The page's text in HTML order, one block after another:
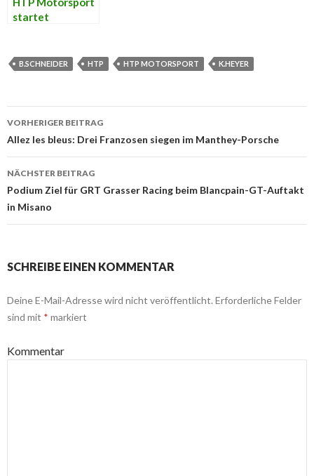
startet
B.SCHNEIDER HTP HTP MOTORSPORT K.HEYER
Beitrags-
Navigation
VORHERIGER BEITRAG
Allez les bleus: Drei Franzosen siegen im Manthey-Porsche
NÄCHSTER BEITRAG
Podium Ziel für GRT Grasser Racing beim Blancpain-GT-Auftakt
in Misano
SCHREIBE EINEN KOMMENTAR
Deine E-Mail-Adresse wird nicht veröffentlicht. Erforderliche Felder
sind mit * markiert
Kommentar